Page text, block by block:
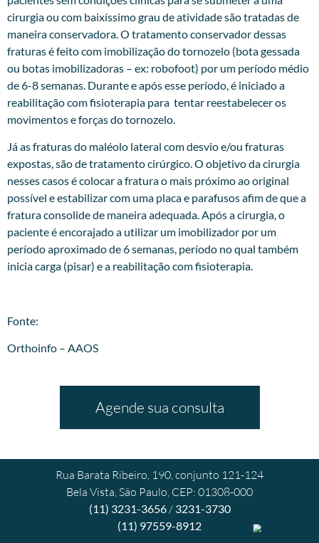
cirurgia ou com baixíssimo grau de atividade são tratadas de
maneira conservadora. O tratamento conservador dessas
fraturas é feito com imobilização do tornozelo (bota gessada
ou botas imobilizadoras – ex: robofoot) por um período médio
de 6-8 semanas. Durante e após esse período, é iniciado a
reabilitação com fisioterapia para tentar reestabelecer os
movimentos e forças do tornozelo.
Já as fraturas do maléolo lateral com desvio e/ou fraturas
expostas, são de tratamento cirúrgico. O objetivo da cirurgia
nesses casos é colocar a fratura o mais próximo ao original
possível e estabilizar com uma placa e parafusos afim de que a
fratura consolide de maneira adequada. Após a cirurgia, o
paciente é encorajado a utilizar um imobilizador por um
período aproximado de 6 semanas, período no qual também
inicia carga (pisar) e a reabilitação com fisioterapia.
Fonte:
Orthoinfo – AAOS
Agende sua consulta
Rua Barata Ribeiro, 190, conjunto 121-124
Bela Vista, São Paulo, CEP: 01308-000
(11) 3231-3656/ 3231-3730
(11) 97559-8912